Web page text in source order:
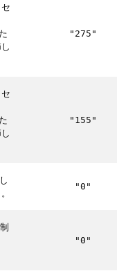
"275"
"155"
"0"
"0"